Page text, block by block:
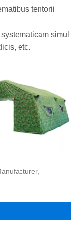
tentorii
simul
etc.